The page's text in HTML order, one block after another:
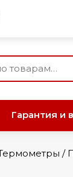
Гарантия и
/